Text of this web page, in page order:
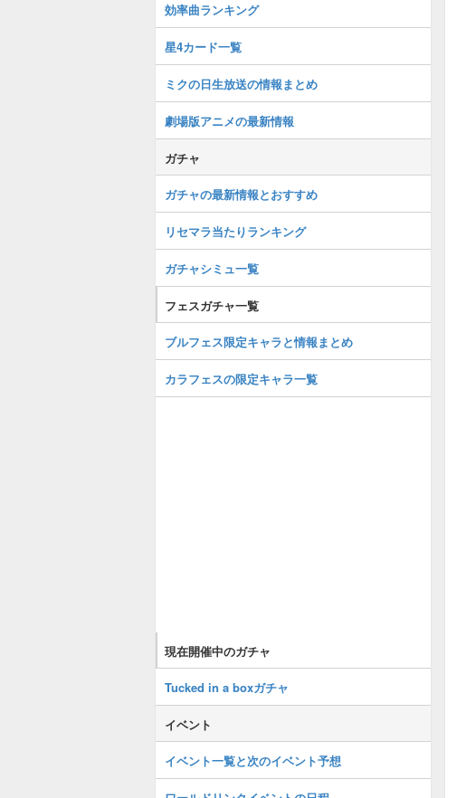
効率曲ランキング
星4カード一覧
ミクの日生放送の情報まとめ
劇場版アニメの最新情報
ガチャ
ガチャの最新情報とおすすめ
リセマラ当たりランキング
ガチャシミュ一覧
フェスガチャ一覧
ブルフェス限定キャラと情報まとめ
カラフェスの限定キャラ一覧
現在開催中のガチャ
Tucked in a boxガチャ
イベント
イベント一覧と次のイベント予想